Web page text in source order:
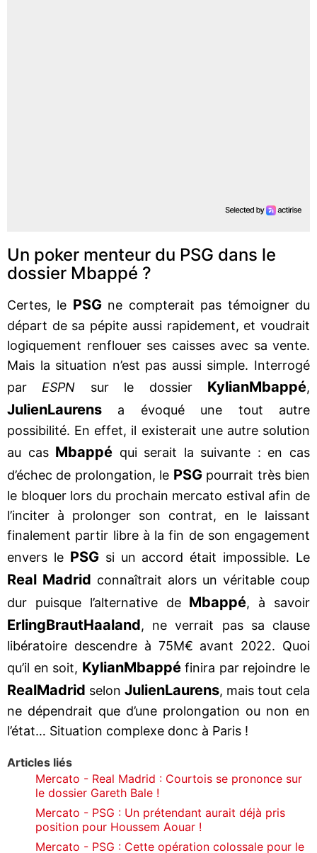
Un poker menteur du PSG dans le
dossier Mbappé ?
Certes, le PSGne compterait pas témoigner du
départ de sa pépite aussi rapidement, et voudrait
logiquement renflouer ses caisses avec sa vente.
Mais la situation n’est pas aussi simple. Interrogé
par ESPN sur le dossier KylianMbappé,
JulienLaurens a évoqué une tout autre
possibilité. En effet, il existerait une autre solution
au cas Mbappé qui serait la suivante : en cas
d’échec de prolongation, le PSGpourrait très bien
le bloquer lors du prochain mercato estival afin de
l’inciter à prolonger son contrat, en le laissant
finalement partir libre à la fin de son engagement
envers le PSGsi un accord était impossible. Le
Real Madrid connaîtrait alors un véritable coup
dur puisque l’alternative de Mbappé, à savoir
ErlingBrautHaaland, ne verrait pas sa clause
libératoire descendre à 75M€ avant 2022. Quoi
qu’il en soit, KylianMbappéfinira par rejoindre le
RealMadrid selon JulienLaurens, mais tout cela
ne dépendrait que d’une prolongation ou non en
l’état… Situation complexe donc à Paris !
Articles liés
Mercato - Real Madrid : Courtois se prononce sur
le dossier Gareth Bale !
Mercato - PSG : Un prétendant aurait déjà pris
position pour Houssem Aouar !
Mercato - PSG : Cette opération colossale pour le